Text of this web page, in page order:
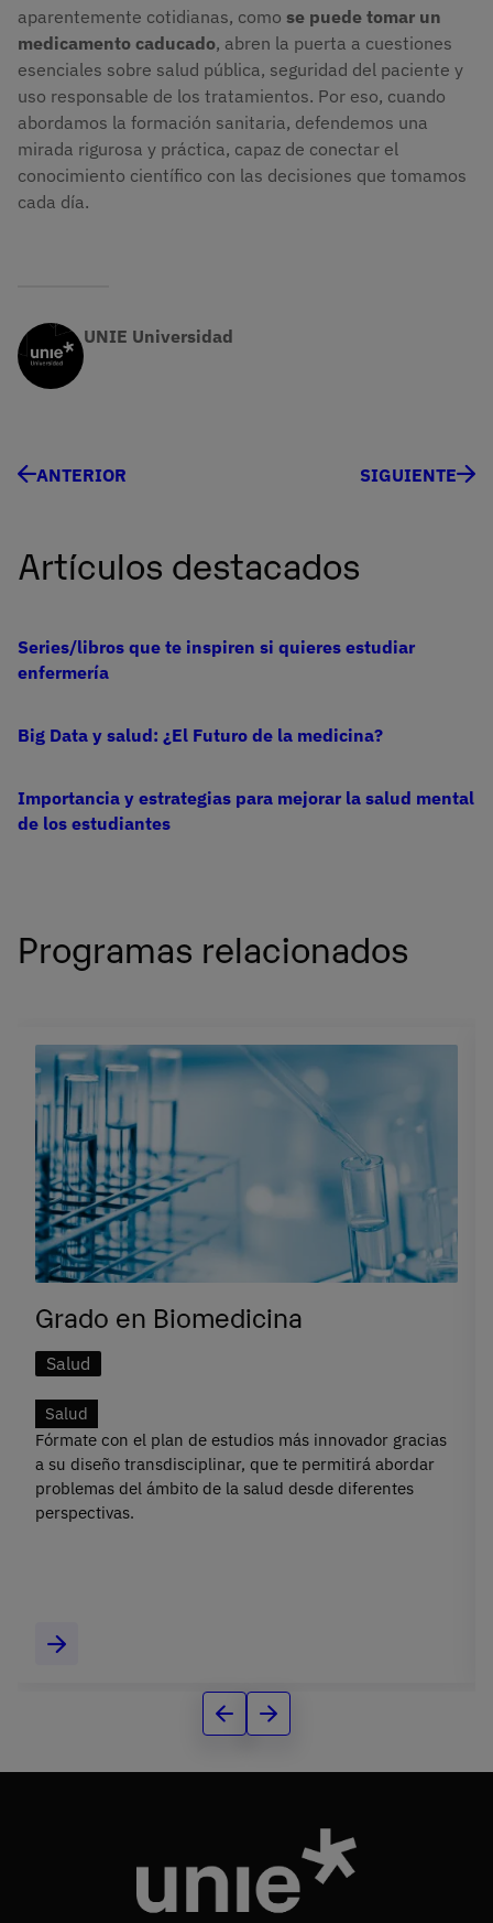
aparentemente cotidianas, como se puede tomar un
medicamento caducado, abren la puerta a cuestiones
esenciales sobre salud pública, seguridad del paciente y
uso responsable de los tratamientos. Por eso, cuando
abordamos la formación sanitaria, defendemos una
mirada rigurosa y práctica, capaz de conectar el
conocimiento científico con las decisiones que tomamos
cada día.
UNIE Universidad
ANTERIOR SIGUIENTE
Artículos destacados
Series/libros que te inspiren si quieres estudiar
enfermería
Big Data y salud: ¿El Futuro de la medicina?
Importancia y estrategias para mejorar la salud mental
de los estudiantes
Programas relacionados
Grado en Biomedicina
Salud
Salud
Fórmate con el plan de estudios más innovador gracias
a su diseño transdisciplinar, que te permitirá abordar
problemas del ámbito de la salud desde diferentes
perspectivas.